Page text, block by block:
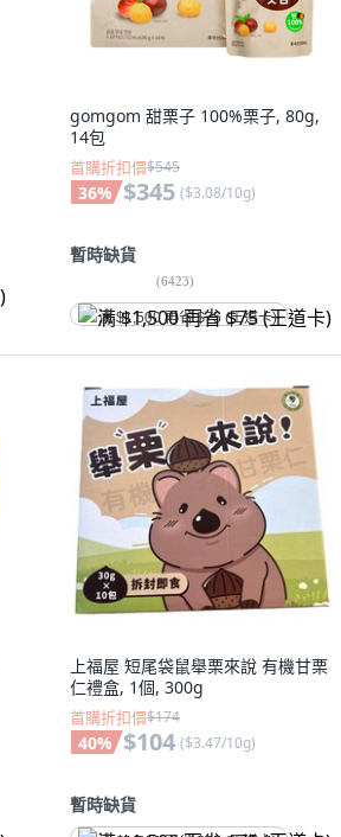
gomgom 甜栗子 100%栗子, 80g,
14包
首購折扣價$545
36% $345 ($3.08/10g)
暫時缺貨
(6423)
满 $1,500 再省 $75 (王道卡)
上福屋 短尾袋鼠舉栗來說 有機甘栗
仁禮盒, 1個, 300g
首購折扣價$174
40% $104 ($3.47/10g)
暫時缺貨